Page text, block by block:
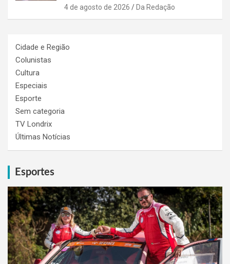
4 de agosto de 2026 Da Redação
Cidade e Região
Colunistas
Cultura
Especiais
Esporte
Sem categoria
TV Londrix
Últimas Notícias
Esportes